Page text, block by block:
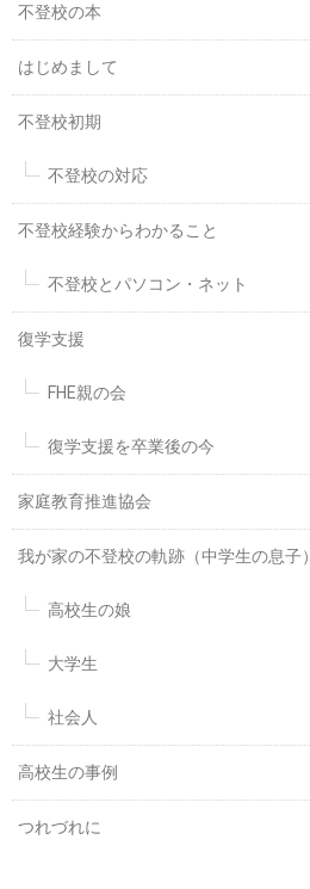
不登校の本
はじめまして
不登校初期
不登校の対応
不登校経験からわかること
不登校とパソコン・ネット
復学支援
FHE親の会
復学支援を卒業後の今
家庭教育推進協会
我が家の不登校の軌跡（中学生の息子）
高校生の娘
大学生
社会人
高校生の事例
つれづれに